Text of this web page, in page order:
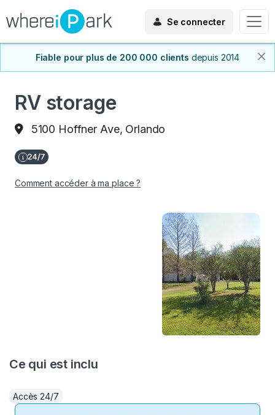
Se connecter
Fiable pour plus de 200 000 clients depuis 2014
RV storage
5100 Hoffner Ave, Orlando
Comment accéder à ma place ?
Ce qui est inclu
Accès 24/7